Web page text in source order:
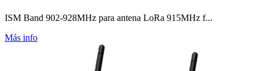
ISM Band 902-928MHz para antena LoRa 915MHz f...
Más info